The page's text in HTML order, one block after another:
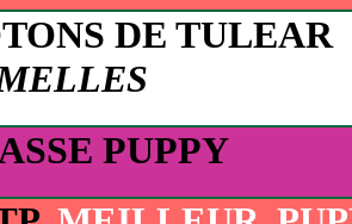
DE TULEAR
PUPPY